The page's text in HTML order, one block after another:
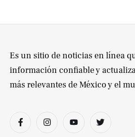
Es un sitio de noticias en línea
información confiable y
más relevantes de México y el